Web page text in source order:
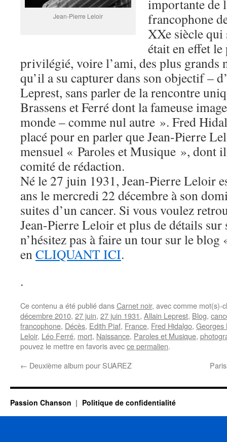
Jean-Pierre Leloir
importante de
francophone
XXe siècle qui
était en effet
privilégié, voire l’ami, des plus grands
qu’il a su capturer dans son objectif –
Leprest, sans parler de la rencontre
Brassens et Ferré dont la fameuse
monde – comme nul autre ». Fred
placé pour en parler que Jean-Pierre
mensuel « Paroles et Musique », dont
comité de rédaction.
Né le 27 juin 1931, Jean-Pierre Leloir
ans le mercredi 22 décembre à son
suites d’un cancer. Si vous voulez
Jean-Pierre Leloir et plus de détails sur
n’hésitez pas à faire un tour sur le blog
enCLIQUANT ICI.
.
Ce contenu a été publié dansCarnet noir, avec comme mot(s)-
décembre 2010, 27 juin, 27 juin 1931, Allain Leprest, Blog,
francophone, Décès, Edith Piaf, France, Fred Hidalgo, Georges
Leloir, Léo Ferré, mort, Naissance, Paroles et Musique,
pouvez le mettre en favoris avecce permalien.
← Deuxième album pour SUAREZ
Passion Chanson Politique de confidentialité